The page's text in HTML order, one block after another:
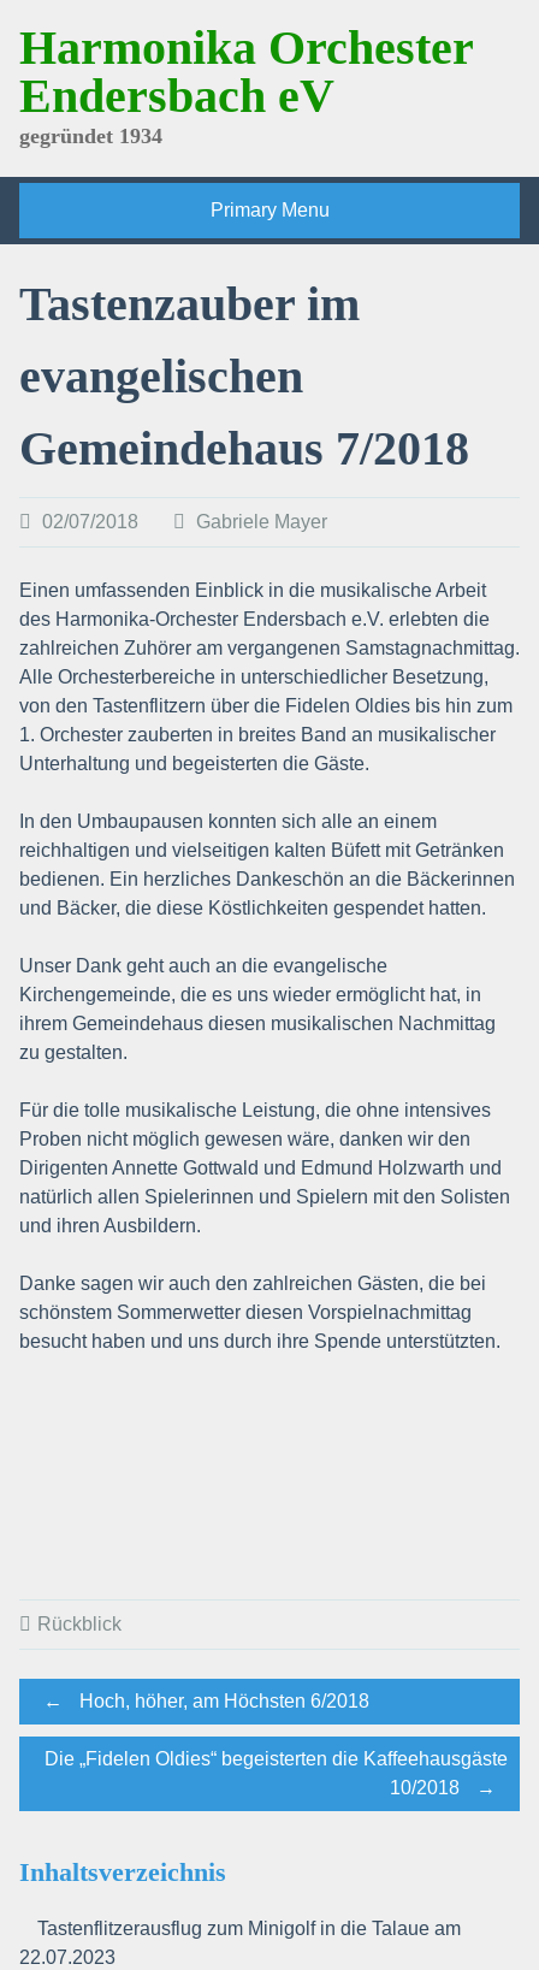
content
Harmonika Orchester
Endersbach eV
gegründet 1934
Primary Menu
Tastenzauber im
evangelischen
Gemeindehaus 7/2018
02/07/2018 Gabriele Mayer
Einen umfassenden Einblick in die musikalische Arbeit
des Harmonika-Orchester Endersbach e.V. erlebten die
zahlreichen Zuhörer am vergangenen Samstagnachmittag.
Alle Orchesterbereiche in unterschiedlicher Besetzung,
von den Tastenflitzern über die Fidelen Oldies bis hin zum
1. Orchester zauberten in breites Band an musikalischer
Unterhaltung und begeisterten die Gäste.
In den Umbaupausen konnten sich alle an einem
reichhaltigen und vielseitigen kalten Büfett mit Getränken
bedienen. Ein herzliches Dankeschön an die Bäckerinnen
und Bäcker, die diese Köstlichkeiten gespendet hatten.
Unser Dank geht auch an die evangelische
Kirchengemeinde, die es uns wieder ermöglicht hat, in
ihrem Gemeindehaus diesen musikalischen Nachmittag
zu gestalten.
Für die tolle musikalische Leistung, die ohne intensives
Proben nicht möglich gewesen wäre, danken wir den
Dirigenten Annette Gottwald und Edmund Holzwarth und
natürlich allen Spielerinnen und Spielern mit den Solisten
und ihren Ausbildern.
Danke sagen wir auch den zahlreichen Gästen, die bei
schönstem Sommerwetter diesen Vorspielnachmittag
besucht haben und uns durch ihre Spende unterstützten.
Rückblick
Post
navigation
← Hoch, höher, am Höchsten 6/2018
Die „Fidelen Oldies“ begeisterten die Kaffeehausgäste
10/2018
→
Inhaltsverzeichnis
Tastenflitzerausflug zum Minigolf in die Talaue am
22.07.2023